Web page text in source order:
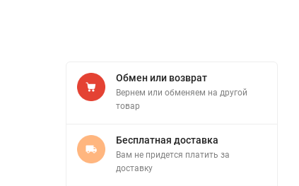
Обмен или возврат
Вернем или обменяем на другой
товар
Бесплатная доставка
Вам не придется платить за
доставку